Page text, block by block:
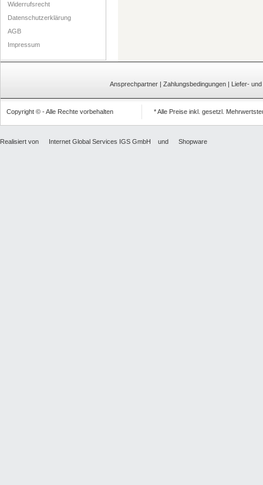
Widerrufsrecht
Datenschutzerklärung
AGB
Impressum
Ansprechpartner | Zahlungsbedingungen | Liefer-
Copyright © - Alle Rechte vorbehalten * Alle Preise inkl. gesetzl.
Realisiert von Internet Global Services IGS GmbH und Shopware